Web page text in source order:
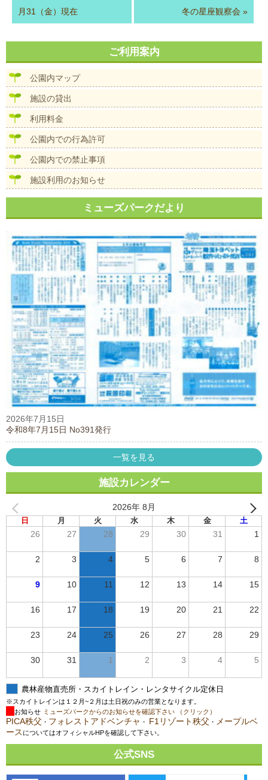
月31（金）現在 冬の星座観察会»
ご利用案内
公園内マップ
施設の貸出
利用料金
公園内での行為許可
公園内での禁止事項
施設利用のお知らせ
ミューズパークだより
2026年7月15日
令和8年7月15日 No391発行
一覧を見る
施設カレンダー
2026年 8月
日 月 火 水 木 金 土
26 27 28 29 30 31 1
2 3 4 5 6 7 8
9 10 11 12 13 14 15
16 17 18 19 20 21 22
23 24 25 26 27 28 29
30 31 1 2 3 4 5
農林産物直売所・スカイトレイン・レンタサイクル定休日
※スカイトレインは１２月~２月は土日祝のみの営業となります。
お知らせ ミューズパークからのお知らせを確認下さい （クリック）
PICA秩父 ・ フォレストアドベンチャ ・ F1リゾート秩父 ・ メープルベ
ース についてはオフィシャルHPを確認して下さい。
公式SNS